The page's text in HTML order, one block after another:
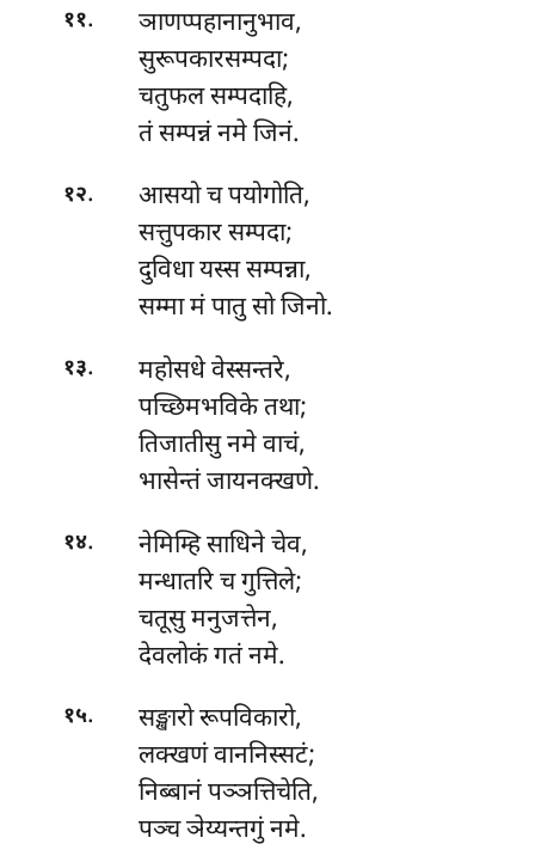
११.
ञाणप्पहानानुभाव,
सुरूपकारसम्पदा;
चतुफल सम्पदाहि,
तं सम्पन्नं नमे जिनं.
१२. आसयोच पयोगोति,
सत्तुपकार सम्पदा;
दुविधा यस्स सम्पन्ना,
सम्मा मं पातु सो जिनो.
१३.
महोसधे वेस्सन्तरे,
पच्छिमभविके तथा;
तिजातीसु नमे वाचं,
भासेन्तं जायनक्खणे.
१४. नेमिम्हिसाधिने चेव,
मन्धातरि च गुत्तिले;
चतूसु मनुजत्तेन,
देवलोकं गतं नमे.
१५.
सङ्खारो रूपविकारो,
लक्खणं वाननिस्सटं;
निब्बानंपञ्ञत्तिचेति,
पञ्च ञेय्यन्तगुं नमे.